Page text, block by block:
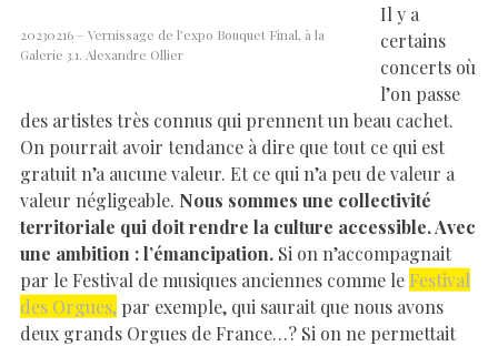
20230216 – Vernissage de l’expo Bouquet Final, à la
Galerie 3.1. Alexandre Ollier
Il y a
certains
concerts où
l’on passe
des artistes très connus qui prennent un beau cachet.
On pourrait avoir tendance à dire que tout ce qui est
gratuit n’a aucune valeur. Et ce qui n’a peu de valeur a
valeur négligeable. Nous sommes une collectivité
territoriale qui doit rendre la culture accessible. Avec
une ambition : l’émancipation. Si on n’accompagnait
par le Festival de musiques anciennes comme le Festival
des Orgues, par exemple, qui saurait que nous avons
deux grands Orgues de France…? Si on ne permettait